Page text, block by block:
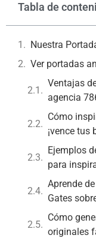
Tabla de
Nuestra
Ver portadas
Ventajas
agencia
Cómo
¡vence tus
Ejemplos
para
Aprende
Gates
Cómo
originales